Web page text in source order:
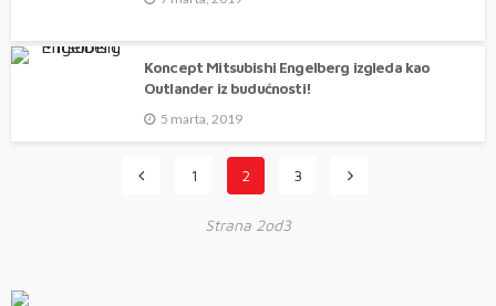
Koncept Mitsubishi Engelberg izgleda kao
Outlander iz budućnosti!
5 marta, 2019
1 2 3
Strana 2od3